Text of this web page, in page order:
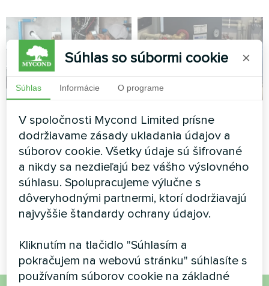
Samostatne stojaci
dom s tepelnými
čerpadlami Mycond
Split série BeeHeat
Tepelné čerpadlá MyCond
Split série BeeHeat poskytujú
efektívne vykurovanie a
Súkromný dom s
tepelným čerpadlom
Mycond MBasic
MBasic MHM-U09HL je
spárovaný s vyrovnávacou
nádržou MBT100
Súhlas so súbormi cookie ×
Súhlas Informácie O programe
V spoločnosti Mycond Limited prísne
dodržiavame zásady ukladania údajov a
súborov cookie. Všetky údaje sú šifrované
a nikdy sa nezdieľajú bez vášho výslovného
súhlasu. Spolupracujeme výlučne s
dôveryhodnými partnermi, ktorí dodržiavajú
najvyššie štandardy ochrany údajov.
Kliknutím na tlačidlo "Súhlasím a
pokračujem na webovú stránku" súhlasíte s
používaním súborov cookie na základné